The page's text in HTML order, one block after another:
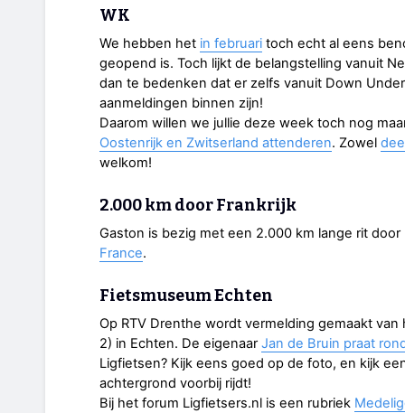
WK
We hebben het in februari toch echt al eens
geopend is. Toch lijkt de belangstelling vanuit
dan te bedenken dat er zelfs vanuit Down
aanmeldingen binnen zijn!
Daarom willen we jullie deze week toch nog
Oostenrijk en Zwitserland attenderen. Zowel
welkom!
2.000 km door Frankrijk
Gaston is bezig met een 2.000 km lange rit
France.
Fietsmuseum Echten
Op RTV Drenthe wordt vermelding gemaakt
2) in Echten. De eigenaarJan de Bruin praat
Ligfietsen? Kijk eens goed op de foto, en kijk
achtergrond voorbij rijdt!
Bij het forum Ligfietsers.nl is een rubriek